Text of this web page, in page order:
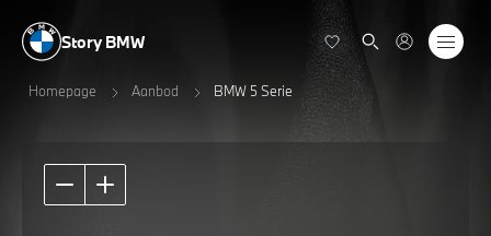
Story BMW
Homepage Aanbod BMW 5 Serie